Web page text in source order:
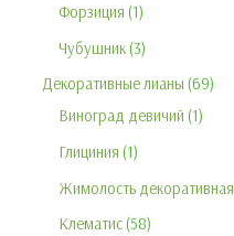
Форзиция 1
Чубушник 3
Декоративные лианы 69
Виноград девичий 1
Глициния 1
Жимолость декоративная
Клематис 58